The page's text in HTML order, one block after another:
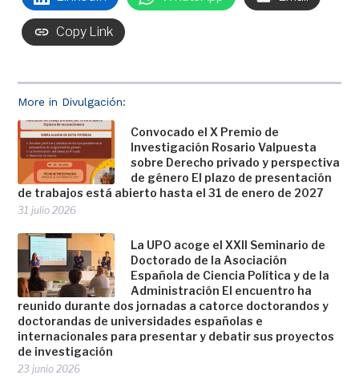
More in Divulgación:
Convocado el X Premio de
Investigación Rosario Valpuesta
sobre Derecho privado y perspectiva
de género El plazo de presentación
de trabajos está abierto hasta el 31 de enero de 2027
31 julio 2026
La UPO acoge el XXII Seminario de
Doctorado de la Asociación
Española de Ciencia Política y de la
Administración El encuentro ha
reunido durante dos jornadas a catorce doctorandos y
doctorandas de universidades españolas e
internacionales para presentar y debatir sus proyectos
de investigación
23 junio 2026
Copy Link